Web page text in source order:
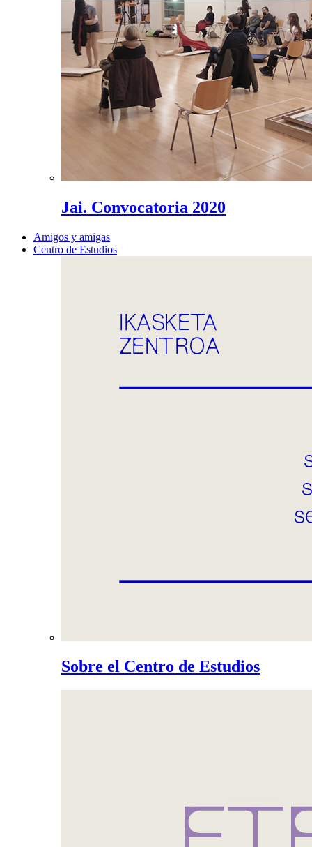
Jai. Convocatoria 2020
Amigos y amigas
Centro de Estudios
Sobre el Centro de Estudios